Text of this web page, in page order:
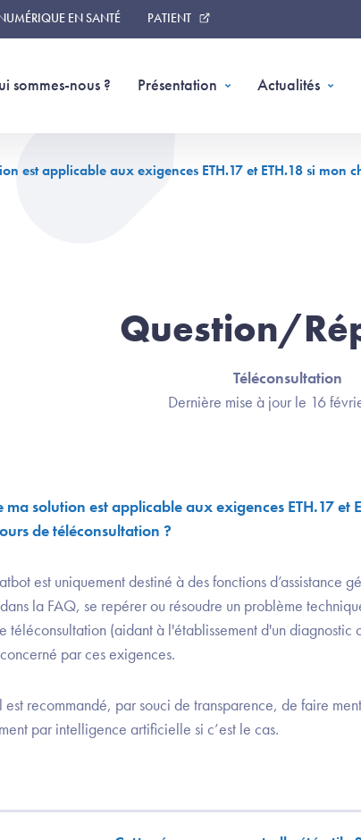
EN SANTÉ PATIENT
sommes-nous ? Présentation Actualités
est applicable aux exigences ETH.17 et ETH.18 si
Question/
Téléconsultation
Dernière mise à jour le 16
ma solution est applicable aux exigences ETH.17 et
de téléconsultation ?
est uniquement destiné à des fonctions d’assistance
la FAQ, se repérer ou résoudre un problème
téléconsultation (aidant à l'établissement d'un diagnostic
par ces exigences.
est recommandé, par souci de transparence, de faire
par intelligence artificielle si c’est le cas.